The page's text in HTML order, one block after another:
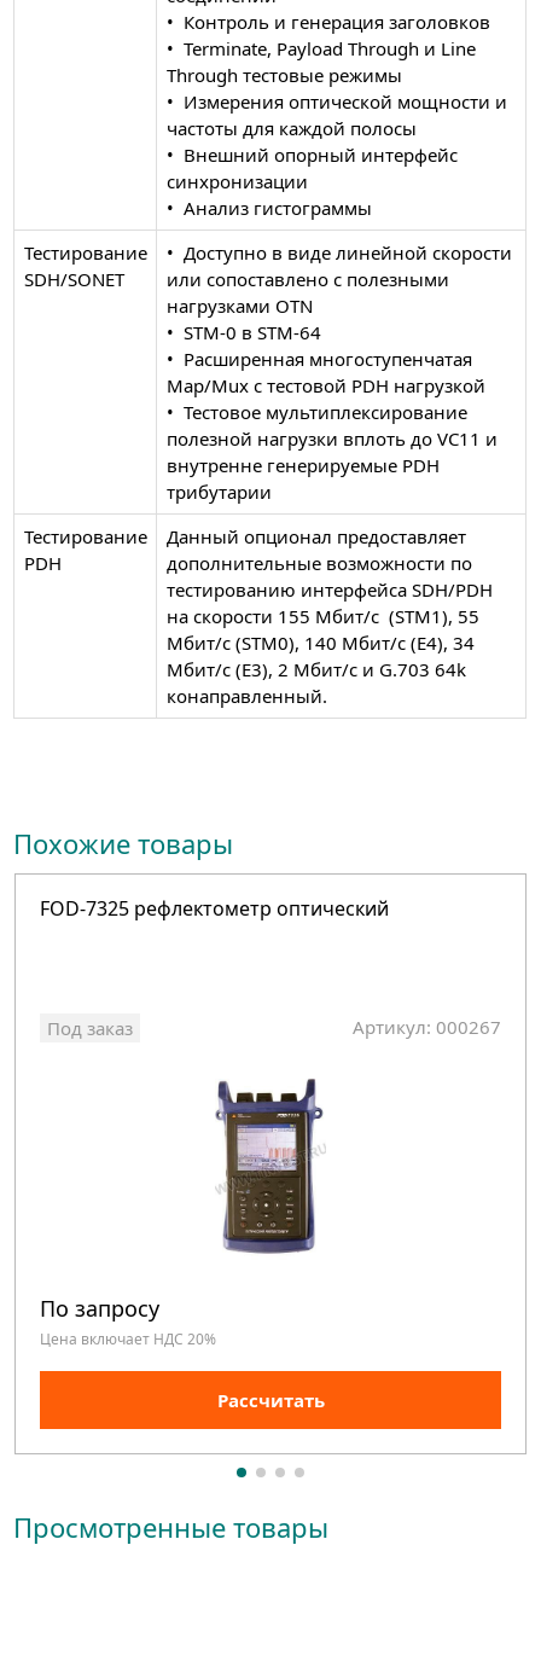
• Контроль и генерация заголовков
• Terminate, Payload Through и Line
Through тестовые режимы
• Измерения оптической мощности и
частоты для каждой полосы
• Внешний опорный интерфейс
синхронизации
• Анализ гистограммы
Тестирование
SDH/SONET
• Доступно в виде линейной скорости
или сопоставлено с полезными
нагрузками OTN
• STM-0 в STM-64
• Расширенная многоступенчатая
Map/Mux с тестовой PDH нагрузкой
• Тестовое мультиплексирование
полезной нагрузки вплоть до VC11 и
внутренне генерируемые PDH
трибутарии
Тестирование
PDH
Данный опционал предоставляет
дополнительные возможности по
тестированию интерфейса SDH/PDH
на скорости 155 Мбит/c (STM1), 55
Мбит/с (STM0), 140 Мбит/с (E4), 34
Мбит/с (E3), 2 Мбит/с и G.703 64k
конаправленный.
Похожие товары
FOD-7325 рефлектометр оптический
Под заказ Артикул: 000267
По запросу
Цена включает НДС 20%
Рассчитать
Просмотренные товары